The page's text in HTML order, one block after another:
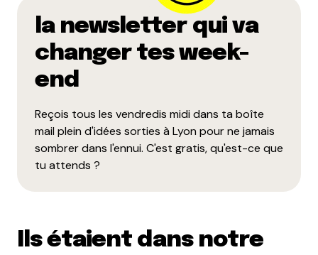
Dis-nous tout
E-mail*
Enregistrer mon nom, mon e-mail et mon site dans le
la newsletter qui va
changer tes week-
end
Reçois tous les vendredis midi dans ta boîte
mail plein d'idées sorties à Lyon pour ne jamais
sombrer dans l'ennui. C'est gratis, qu'est-ce que
tu attends ?
Ils étaient dans notre